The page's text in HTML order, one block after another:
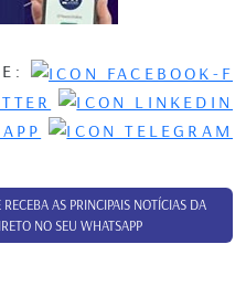
AS PRINCIPAIS NOTÍCIAS DA
NO SEU WHATSAPP